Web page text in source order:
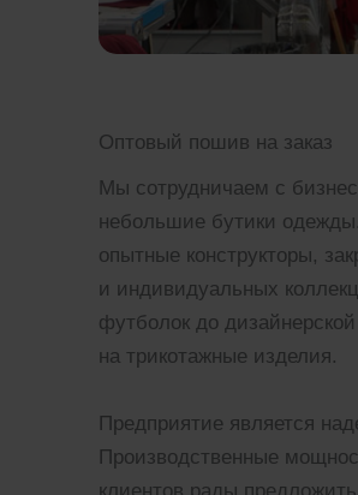
Оптовый пошив на заказ
Мы сотрудничаем с
небольшие бутики
опытные конструкторы,
и индивидуальных
футболок до
на трикотажные изделия.
Предприятие является
Производственные